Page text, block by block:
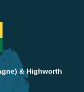
& Highworth